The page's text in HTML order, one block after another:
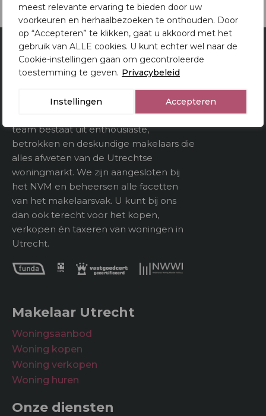
meest relevante ervaring te bieden door uw
voorkeuren en herhaalbezoeken te onthouden. Door
op “Accepteren” te klikken, gaat u akkoord met het
gebruik van ALLE cookies. U kunt echter wel naar de
Cookie-instellingen gaan om gecontroleerde
toestemming te geven. Privacybeleid
Instellingen Accepteren
kenmerken
Inhoud 595 m 3
Aantal kamers
Aantal verdiepeingen
Buitenruimte
Tuin
Van Doorn Makelaardij
Utrecht
Al 80 jaar is Van Doorn Makelaardij een
begrip in Utrecht en omstreken. Ons
team bestaat uit enthousiaste,
betrokken en deskundige makelaars die
alles afweten van de Utrechtse
woningmarkt. We zijn aangesloten bij
het NVM en beheersen alle facetten
van het makelaarsvak. U kunt bij ons
dan ook terecht voor het kopen,
verkopen én taxeren van woningen in
Utrecht.
Makelaar Utrecht
Woningsaanbod
Woning kopen
Woning verkopen
Woning huren
Onze diensten